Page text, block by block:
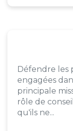
Défendre les
engagées
principale
rôle de
qu'ils ne...